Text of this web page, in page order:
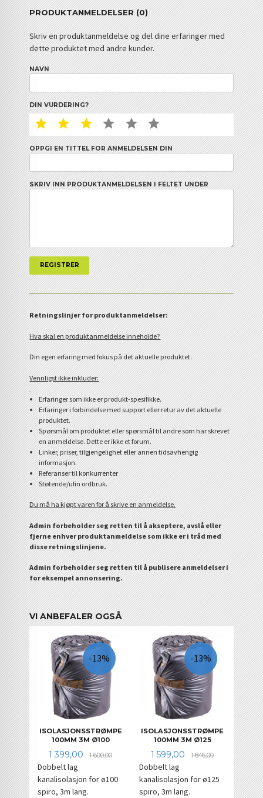
PRODUKTANMELDELSER (0)
Skriv en produktanmeldelse og del dine erfaringer med
dette produktet med andre kunder.
NAVN
DIN VURDERING?
1 STAR2 STAR3 STAR4 STAR5 STAR
OPPGI EN TITTEL FOR ANMELDELSEN DIN
SKRIV INN PRODUKTANMELDELSEN I FELTET UNDER
Retningslinjer for produktanmeldelser:
Hva skal en produktanmeldelse inneholde?
Din egen erfaring med fokus på det aktuelle produktet.
Vennligst ikke inkluder:
Erfaringer som ikke er produkt-spesifikke.
Erfaringer i forbindelse med support eller retur av det aktuelle
produktet.
Spørsmål om produktet eller spørsmål til andre som har skrevet
en anmeldelse. Dette er ikke et forum.
Linker, priser, tilgjengelighet eller annen tidsavhengig
informasjon.
Referanser til konkurrenter
Støtende/ufin ordbruk.
Du må ha kjøpt varen for å skrive en anmeldelse.
Admin forbeholder seg retten til å akseptere, avslå eller
fjerne enhver produktanmeldelse som ikke er i tråd med
disse retningslinjene.
Admin forbeholder seg retten til å publisere anmeldelser i
for eksempel annonsering.
VI ANBEFALER OGSÅ
ISOLASJONSSTRØMPE
100MM 3M Ø100
Tilbud
1 399,00 1 600,00Rabatt
-13%
Dobbelt lag
kanalisolasjon for ø100
spiro, 3m lang.
ISOLASJONSSTRØMPE
100MM 3M Ø125
Tilbud
1 599,00 1 846,00Rabatt
-13%
Dobbelt lag
kanalisolasjon for ø125
spiro, 3m lang.